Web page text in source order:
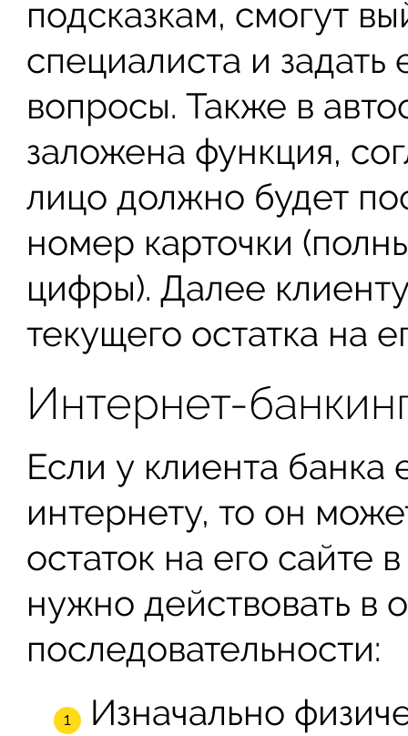
подсказкам, смогут
специалиста и
вопросы. Также в
заложена функция,
лицо должно будет
номер карточки
цифры). Далее
текущего остатка на
Интернет-
Если у клиента банка
интернету, то он
остаток на его сайте
нужно действовать в
последовательности:
Изначально